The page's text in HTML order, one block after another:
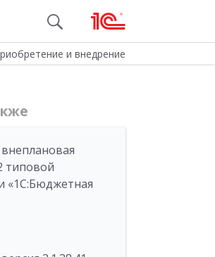
и внедрение
типовой
«1C:Бюджетная